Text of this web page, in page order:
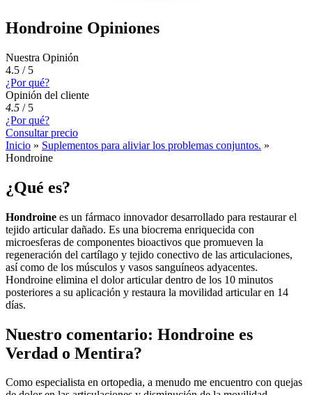
Hondroine Opiniones
Nuestra Opinión
4.5 / 5
¿Por qué?
Opinión del cliente
4.5 / 5
¿Por qué?
Consultar precio
Inicio » Suplementos para aliviar los problemas conjuntos. »
Hondroine
¿Qué es?
Hondroine es un fármaco innovador desarrollado para restaurar el
tejido articular dañado. Es una biocrema enriquecida con
microesferas de componentes bioactivos que promueven la
regeneración del cartílago y tejido conectivo de las articulaciones,
así como de los músculos y vasos sanguíneos adyacentes.
Hondroine elimina el dolor articular dentro de los 10 minutos
posteriores a su aplicación y restaura la movilidad articular en 14
días.
Nuestro comentario: Hondroine es
Verdad o Mentira?
Como especialista en ortopedia, a menudo me encuentro con quejas